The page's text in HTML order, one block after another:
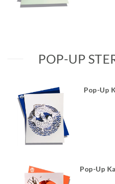
POP-UP
Pop-Up
Pop-Up